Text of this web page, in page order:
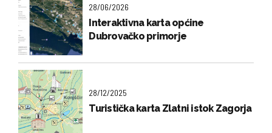
28/06/2026
Interaktivna karta općine
Dubrovačko primorje
28/12/2025
Turistička karta Zlatni istok Zagorja